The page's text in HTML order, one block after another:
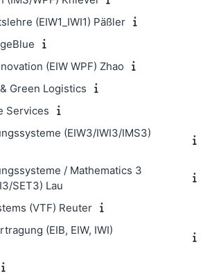
(EIW1_IWI1) Päßler
(EIW WPF) Zhao
Green Logistics
Services
(EIW3/IWI3/IMS3)
/ Mathematics 3
SET3) Lau
(VTF) Reuter
(EIB, EIW, IWI)